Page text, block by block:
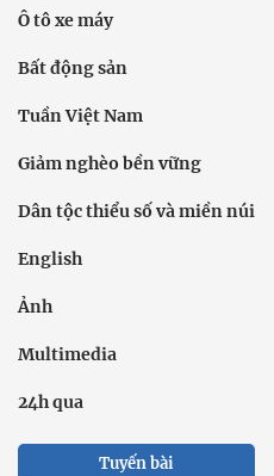
Ô tô xe máy
Bất động sản
Tuần Việt Nam
Giảm nghèo bền vững
Dân tộc thiểu số và miền núi
English
Ảnh
Multimedia
24h qua
Tuyến bài